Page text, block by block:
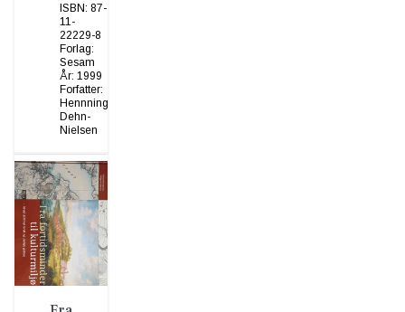
ISBN: 87-
11-
22229-8
Forlag:
Sesam
År: 1999
Forfatter:
Hennning
Dehn-
Nielsen